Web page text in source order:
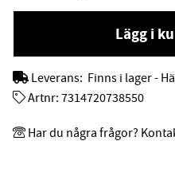
Lägg i
Leverans: Finns i lager -
Artnr: 7314720738550
Har du några frågor?